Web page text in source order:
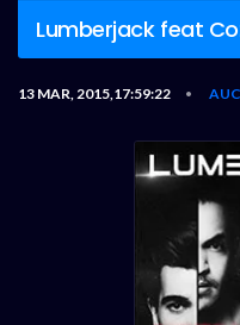
Lumberjack feat
13 MAR, 2015,17:59:22 •